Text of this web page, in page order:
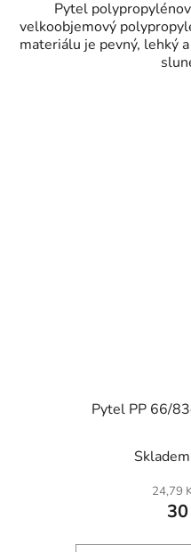
Pytel
velkoobjemový
materiálu je pevný, lehký
Pytel PP 66/
24,79